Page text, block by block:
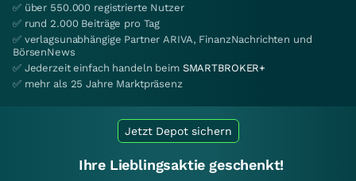
✅ über 550.000 registrierte Nutzer
✅ rund 2.000 Beiträge pro Tag
✅ verlagsunabhängige Partner ARIVA, FinanzNachrichten und
BörsenNews
✅ Jederzeit einfach handeln beim SMARTBROKER+
✅ mehr als 25 Jahre Marktpräsenz
Jetzt Depot sichern
Ihre Lieblingsaktie geschenkt!